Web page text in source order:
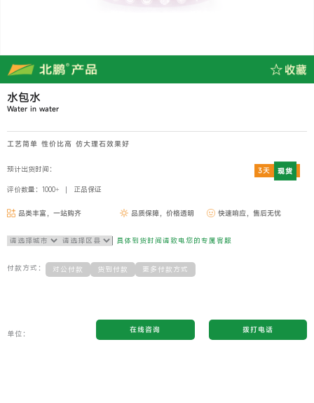
水包水
Water in water
工艺简单 性价比高 仿大理石效果好
预计出货时间： 3天 现货
评价数量：1000+ 正品保证
品类丰富，一站购齐 品质保障，价格透明 快速响应，售后无忧
具体到货时间请致电您的专属客服
付款方式： 对公付款 货到付款 更多付款方式
单位： 在线咨询 拨打电话